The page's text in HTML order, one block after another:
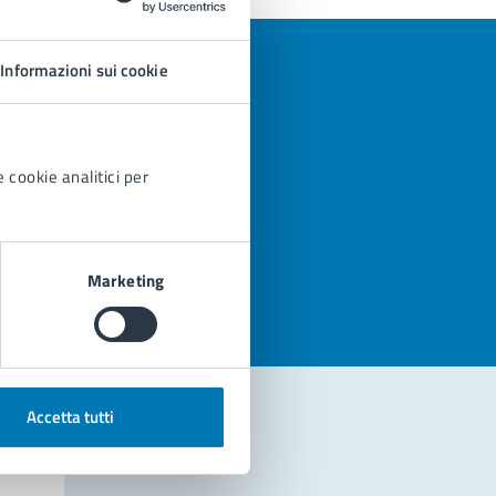
Informazioni sui cookie
cookie analitici per
Marketing
Accetta tutti